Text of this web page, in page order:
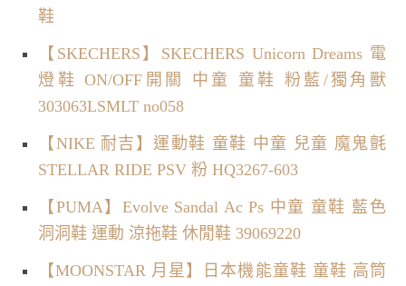
鞋
【SKECHERS】SKECHERS Unicorn Dreams 電
燈鞋 ON/OFF開關 中童 童鞋 粉藍/獨角獸
303063LSMLT no058
【NIKE 耐吉】運動鞋 童鞋 中童 兒童 魔鬼氈
STELLAR RIDE PSV 粉 HQ3267-603
【PUMA】Evolve Sandal Ac Ps 中童 童鞋 藍色
洞洞鞋 運動 涼拖鞋 休閒鞋 39069220
【MOONSTAR 月星】日本機能童鞋 童鞋 高筒